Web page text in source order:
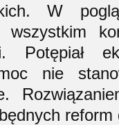
W
wszystkim
Potępiał
nie